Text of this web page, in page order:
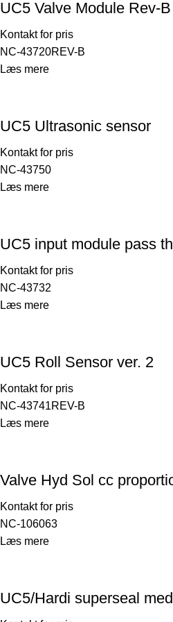
UC5 Valve Module Rev-B
Kontakt for pris
NC-43720REV-B
Læs mere
UC5 Ultrasonic sensor
Kontakt for pris
NC-43750
Læs mere
UC5 input module pass
Kontakt for pris
NC-43732
Læs mere
UC5 Roll Sensor ver. 2
Kontakt for pris
NC-43741REV-B
Læs mere
Valve Hyd Sol cc
Kontakt for pris
NC-106063
Læs mere
UC5/Hardi superseal